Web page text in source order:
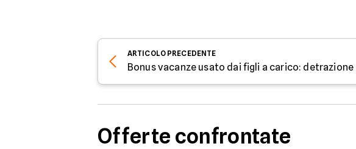
ARTICOLO PRECEDENTE
Bonus vacanze usato dai figli a carico: detrazione
Offerte confrontate